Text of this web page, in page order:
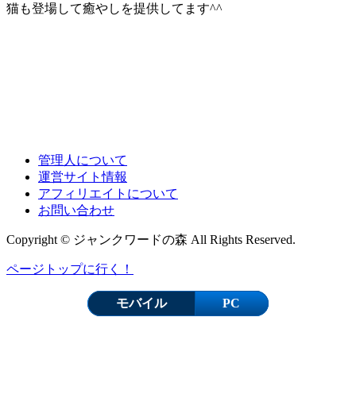
猫も登場して癒やしを提供してます^^
管理人について
運営サイト情報
アフィリエイトについて
お問い合わせ
Copyright © ジャンクワードの森 All Rights Reserved.
ページトップに行く！
モバイル PC